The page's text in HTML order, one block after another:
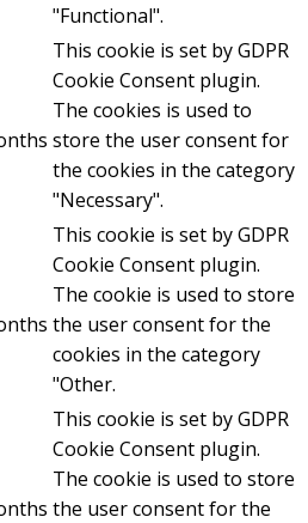
"Functional".
This cookie is set by GDPR
Cookie Consent plugin.
The cookies is used to
store the user consent for
the cookies in the category
"Necessary".
This cookie is set by GDPR
Cookie Consent plugin.
The cookie is used to store
the user consent for the
cookies in the category
"Other.
This cookie is set by GDPR
Cookie Consent plugin.
The cookie is used to store
the user consent for the